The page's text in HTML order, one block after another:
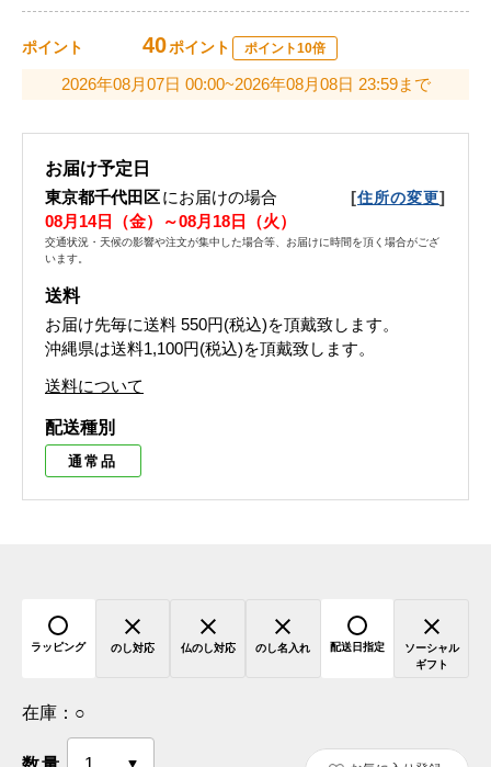
ポイント 40ポイント ポイント10倍
2026年08月07日 00:00~2026年08月08日 23:59まで
お届け予定日
東京都千代田区にお届けの場合 [住所の変更]
08月14日（金）～08月18日（火）
交通状況・天候の影響や注文が集中した場合等、お届けに時間を頂く場合がござ
います。
送料
お届け先毎に送料 550円(税込)を頂戴致します。
沖縄県は送料1,100円(税込)を頂戴致します。
送料について
配送種別
通常品
ラッピング のし対応 仏のし対応 のし名入れ 配送日指定
ソーシャル
ギフト
在庫： ○